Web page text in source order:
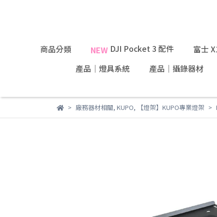
商品分類 NEWDJI Pocket 3 配件
富士
產品｜燈具系統
產品｜攝錄器材
廠務器材相關, KUPO, 【燈架】KUPO專業燈架